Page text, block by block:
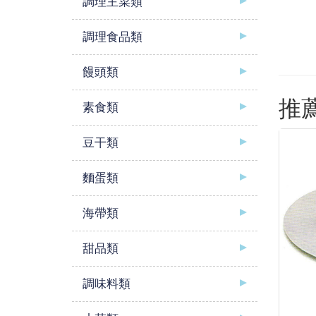
調理食品類
饅頭類
素食類
豆干類
麵蛋類
海帶類
甜品類
調味料類
推